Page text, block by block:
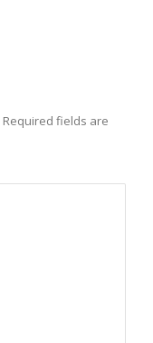
Required fields are